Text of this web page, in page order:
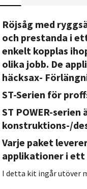
Röjsåg med
och prestanda i
enkelt kopplas
olika jobb. De
häcksax-
ST-Serien för
ST POWER-
konstruktions-/
Varje paket
applikationer i ett
I detta kit ingår utöver